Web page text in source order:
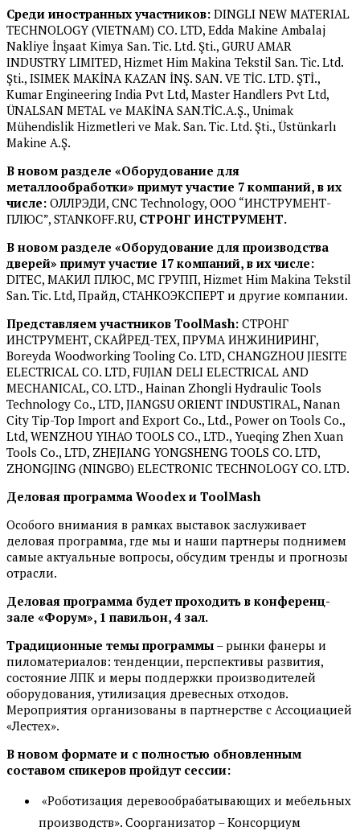
Среди иностранных участников: DINGLI NEW MATERIAL
TECHNOLOGY (VIETNAM) CO. LTD, Edda Makine Ambalaj
Nakliye İnşaat Kimya San. Tic. Ltd. Şti., GURU AMAR
INDUSTRY LIMITED, Hizmet Him Makina Tekstil San. Tic. Ltd.
Şti., ISIMEK MAKİNA KAZAN İNŞ. SAN. VE TİC. LTD. ŞTİ.,
Kumar Engineering India Pvt Ltd, Master Handlers Pvt Ltd,
ÜNALSAN METAL ve MAKİNA SAN.TİC.A.Ş., Unimak
Mühendislik Hizmetleri ve Mak. San. Tic. Ltd. Şti., Üstünkarlı
Makine A.Ş.
В новом разделе «Оборудование для
металлообработки» примут участие 7 компаний, в их
числе: ОЛЛРЭДИ, CNC Technology, ООО “ИНСТРУМЕНТ-
ПЛЮС”, STANKOFF.RU, СТРОНГ ИНСТРУМЕНТ.
В новом разделе «Оборудование для производства
дверей» примут участие 17 компаний, в их числе:
DITEC, МАКИЛ ПЛЮС, МС ГРУПП, Hizmet Him Makina Tekstil
San. Tic. Ltd, Прайд, СТАНКОЭКСПЕРТ и другие компании.
Представляем участников ToolMash: СТРОНГ
ИНСТРУМЕНТ, СКАЙРЕД-ТЕХ, ПРУМА ИНЖИНИРИНГ,
Boreyda Woodworking Tooling Co. LTD, CHANGZHOU JIESITE
ELECTRICAL CO. LTD, FUJIAN DELI ELECTRICAL AND
MECHANICAL, CO. LTD., Hainan Zhongli Hydraulic Tools
Technology Co., LTD, JIANGSU ORIENT INDUSTIRAL, Nanan
City Tip-Top Import and Export Co., Ltd., Power on Tools Co.,
Ltd, WENZHOU YIHAO TOOLS CO., LTD., Yueqing Zhen Xuan
Tools Co., LTD, ZHEJIANG YONGSHENG TOOLS CO. LTD,
ZHONGJING (NINGBO) ELECTRONIC TECHNOLOGY CO. LTD.
Деловая программа Woodex и ToolMash
Особого внимания в рамках выставок заслуживает
деловая программа, где мы и наши партнеры поднимем
самые актуальные вопросы, обсудим тренды и прогнозы
отрасли.
Деловая программа будет проходить в конференц-
зале «Форум», 1 павильон, 4 зал.
Традиционные темы программы – рынки фанеры и
пиломатериалов: тенденции, перспективы развития,
состояние ЛПК и меры поддержки производителей
оборудования, утилизация древесных отходов.
Мероприятия организованы в партнерстве с Ассоциацией
«Лестех».
В новом формате и с полностью обновленным
составом спикеров пройдут сессии:
«Роботизация деревообрабатывающих и мебельных
производств». Соорганизатор – Консорциум